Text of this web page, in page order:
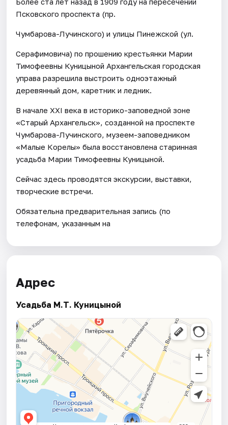
Псковского проспекта (пр.
Чумбарова-Лучинского) и улицы Пинежской (ул.
Серафимовича) по прошению крестьянки Марии
Тимофеевны Куницыной Архангельская городская
управа разрешила выстроить одноэтажный
деревянный дом, каретник и ледник.
В начале ХХI века в историко-заповедной зоне
«Старый Архангельск», созданной на проспекте
Чумбарова-Лучинского, музеем-заповедником
«Малые Корелы» была восстановлена старинная
усадьба Марии Тимофеевны Куницыной.
Сейчас здесь проводятся экскурсии, выставки,
творческие встречи.
Обязательна предварительная запись (по
телефонам, указанным на
Адрес
Усадьба М.Т. Куницыной